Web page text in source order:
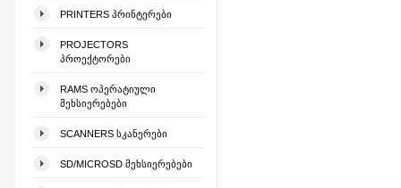
PRINTERS ᲞᲠᲘᲜᲢᲔᲠᲔᲑᲘ
PROJECTORS
ᲞᲠᲝᲔᲥᲢᲝᲠᲔᲑᲘ
RAMS ᲝᲞᲔᲠᲐᲢᲘᲣᲚᲘ
ᲛᲔᲮᲡᲘᲔᲠᲔᲑᲔᲑᲘ
SCANNERS ᲡᲙᲐᲜᲔᲠᲔᲑᲘ
SD/MICROSD ᲛᲔᲮᲡᲘᲔᲠᲔᲑᲔᲑᲘ